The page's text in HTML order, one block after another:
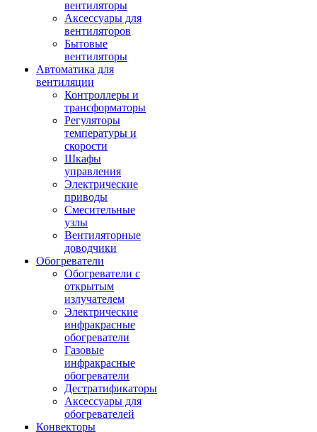
вентиляторы
Аксессуары для
вентиляторов
Бытовые
вентиляторы
Автоматика для
вентиляции
Контроллеры и
трансформаторы
Регуляторы
температуры и
скорости
Шкафы
управления
Электрические
приводы
Смесительные
узлы
Вентиляторные
доводчики
Обогреватели
Обогреватели с
открытым
излучателем
Электрические
инфракрасные
обогреватели
Газовые
инфракрасные
обогреватели
Дестратификаторы
Аксессуары для
обогревателей
Конвекторы